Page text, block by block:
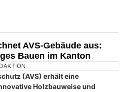
AVS-Gebäude aus:
Bauen im Kanton
(AVS) erhält eine
Holzbauweise und